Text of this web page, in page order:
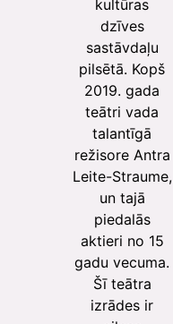
kultūras
dzīves
sastāvdaļu
pilsētā. Kopš
2019. gada
teātri vada
talantīgā
režisore Antra
Leite-Straume,
un tajā
piedalās
aktieri no 15
gadu vecuma.
Šī teātra
izrādes ir